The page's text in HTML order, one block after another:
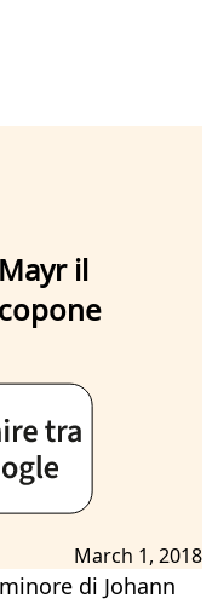
il
March 1, 2018
di Johann